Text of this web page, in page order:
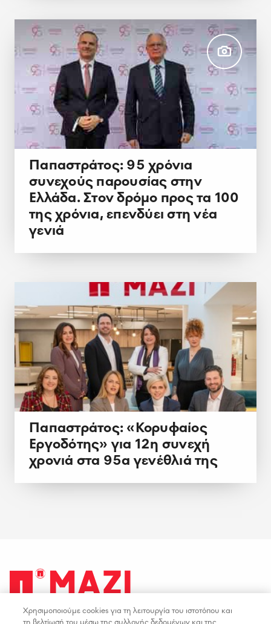
Παπαστράτος: 95 χρόνια
συνεχούς παρουσίας στην
Ελλάδα. Στον δρόμο προς τα 100
της χρόνια, επενδύει στη νέα
γενιά
Παπαστράτος: «Κορυφαίος
Εργοδότης» για 12η συνεχή
χρονιά στα 95α γενέθλιά της
facebookyoutubeinstagramlinkedin
Χρησιμοποιούμε cookies για τη λειτουργία του ιστοτόπου και